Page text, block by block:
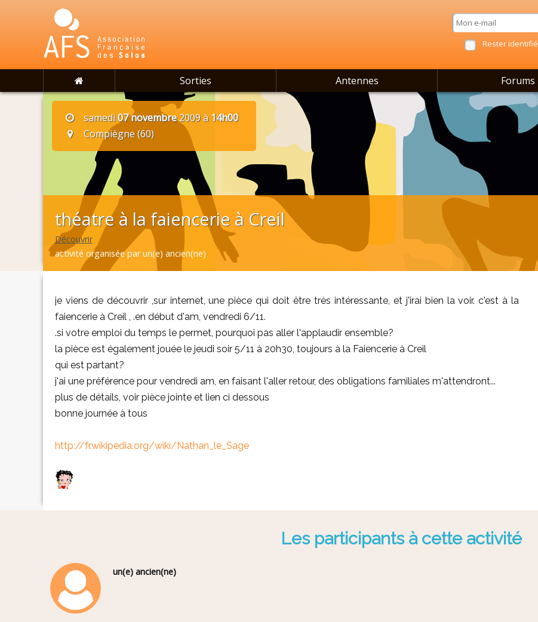
Rester identifié
Sorties Antennes Forums
samedi07 novembre2009 à 14h00
Compiègne (60)
théatre à la faiencerie à Creil
Découvrir
activité organisée par un(e) ancien(ne)
je viens de découvrir ,sur internet, une pièce qui doit être très intéressante, et j'irai bien la voir. c'est à la
faiencerie à Creil , .en début d'am, vendredi 6/11.
.si votre emploi du temps le permet, pourquoi pas aller l'applaudir ensemble?
la pièce est également jouée le jeudi soir 5/11 à 20h30, toujours à la Faiencerie à Creil
qui est partant?
j'ai une préférence pour vendredi am, en faisant l'aller retour, des obligations familiales m'attendront...
plus de détails, voir pièce jointe et lien ci dessous
bonne journée à tous
http://fr.wikipedia.org/wiki/Nathan_le_Sage
Les participants à cette activité
un(e) ancien(ne)